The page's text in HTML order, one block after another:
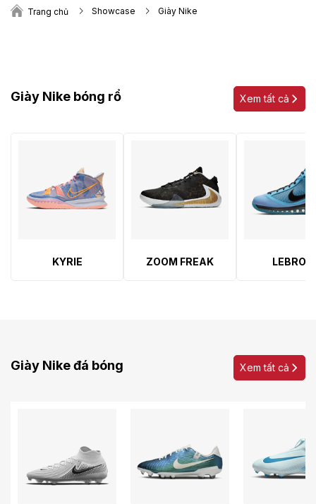
Trang chủ Showcase Giày Nike
Giày Nike bóng rổ Xem tất cả
KYRIE ZOOM FREAK LEBRON
Giày Nike đá bóng Xem tất cả